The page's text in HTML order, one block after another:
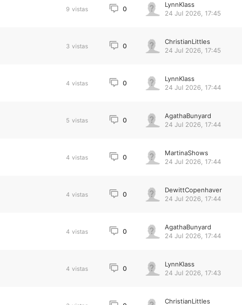
9 vistas 0
LynnKlass
24 Jul 2026, 17:45
3 vistas 0
ChristianLittles
24 Jul 2026, 17:45
4 vistas 0
LynnKlass
24 Jul 2026, 17:44
5 vistas 0
AgathaBunyard
24 Jul 2026, 17:44
4 vistas 0
MartinaShows
24 Jul 2026, 17:44
4 vistas 0
DewittCopenhaver
24 Jul 2026, 17:44
4 vistas 0
AgathaBunyard
24 Jul 2026, 17:44
4 vistas 0
LynnKlass
24 Jul 2026, 17:43
ChristianLittles